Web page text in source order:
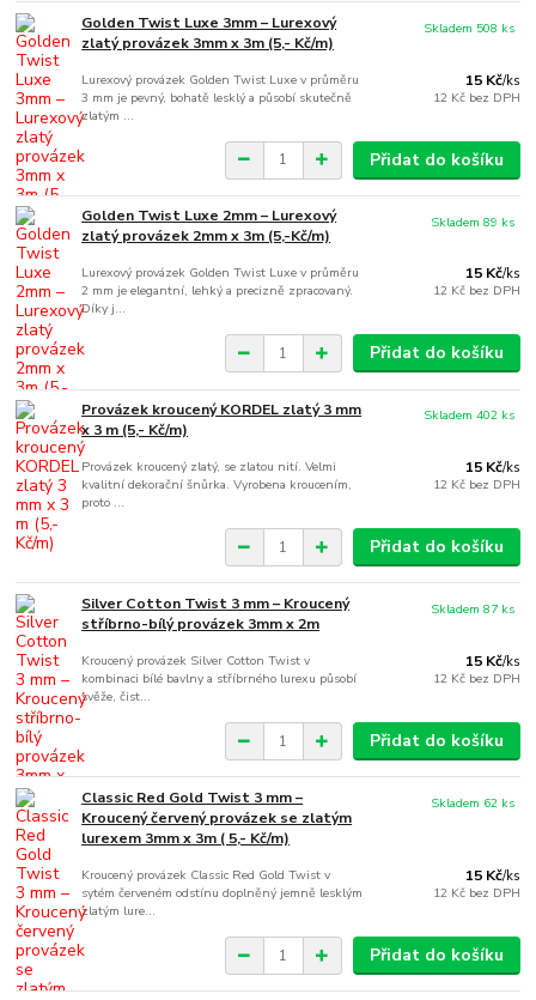
Golden Twist Luxe 3mm – Lurexový
zlatý provázek 3mm x 3m (5,- Kč/m)
Lurexový provázek Golden Twist Luxe v průměru
3 mm je pevný, bohatě lesklý a působí skutečně
zlatým ...
15 Kč/ks
12 Kč bez DPH
Skladem 508 ks
Přidat do košíku
Golden Twist Luxe 2mm – Lurexový
zlatý provázek 2mm x 3m (5,-Kč/m)
Lurexový provázek Golden Twist Luxe v průměru
2 mm je elegantní, lehký a precizně zpracovaný.
Díky j...
15 Kč/ks
12 Kč bez DPH
Skladem 89 ks
Přidat do košíku
Provázek kroucený KORDEL zlatý 3 mm
x 3 m (5,- Kč/m)
Provázek kroucený zlatý, se zlatou nití. Velmi
kvalitní dekorační šnůrka. Vyrobena kroucením,
proto ...
15 Kč/ks
12 Kč bez DPH
Skladem 402 ks
Přidat do košíku
Silver Cotton Twist 3 mm – Kroucený
stříbrno-bílý provázek 3mm x 2m
Kroucený provázek Silver Cotton Twist v
kombinaci bílé bavlny a stříbrného lurexu působí
svěže, čist...
15 Kč/ks
12 Kč bez DPH
Skladem 87 ks
Přidat do košíku
Classic Red Gold Twist 3 mm –
Kroucený červený provázek se zlatým
lurexem 3mm x 3m ( 5,- Kč/m)
Kroucený provázek Classic Red Gold Twist v
sytém červeném odstínu doplněný jemně lesklým
zlatým lure...
15 Kč/ks
12 Kč bez DPH
Skladem 62 ks
Přidat do košíku